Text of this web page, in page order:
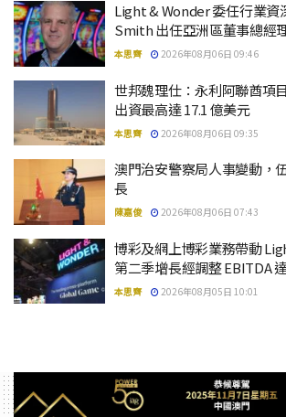
Light & Wonder 委任行業資
Smith 出任亞洲區董事總經
本思齊 2026年08月06日 09:46
世邦魏理仕：永利阿聯酋項
出資最高達 17.1 億美元
本思齊 2026年08月06日 09:35
澳門治安警察局人事變動，
長
陳嘉俊 2026年08月06日 07:43
博彩及網上博彩業務帶動
第二季增長經調整 EBITDA
本思齊 2026年08月05日 10:01